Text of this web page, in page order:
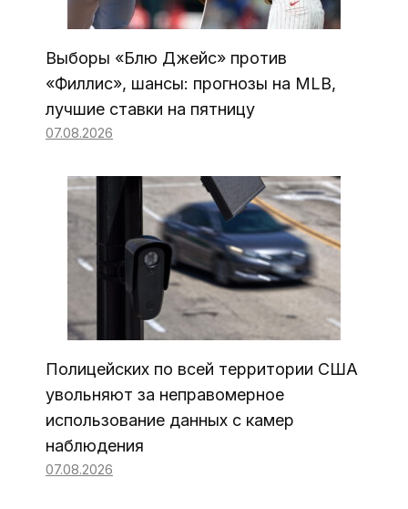
Выборы «Блю Джейс» против
«Филлис», шансы: прогнозы на MLB,
лучшие ставки на пятницу
07.08.2026
Полицейских по всей территории США
увольняют за неправомерное
использование данных с камер
наблюдения
07.08.2026